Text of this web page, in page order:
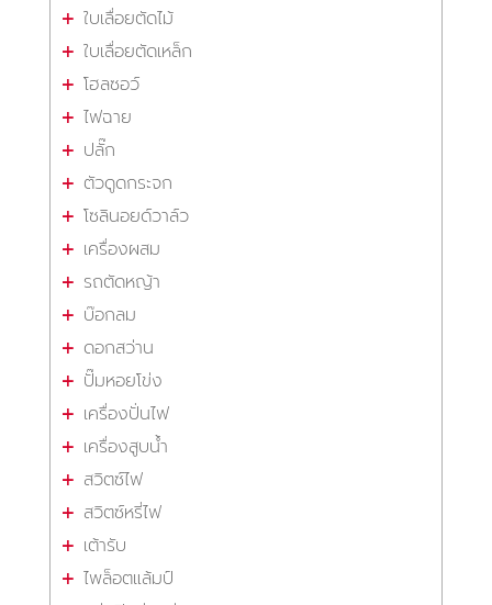
ใบเลื่อยตัดไม้
ใบเลื่อยตัดเหล็ก
โฮลซอว์
ไฟฉาย
ปลั๊ก
ตัวดูดกระจก
โซลินอยด์วาล์ว
เครื่องผสม
รถตัดหญ้า
บ๊อกลม
ดอกสว่าน
ปั๊มหอยโข่ง
เครื่องปั่นไฟ
เครื่องสูบน้ำ
สวิตซ์ไฟ
สวิตซ์หรี่ไฟ
เต้ารับ
ไพล็อตแล้มป์